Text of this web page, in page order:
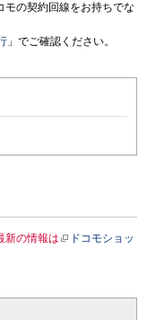
モの契約回線をお持ちでな
」でご確認ください。
新の情報は
ドコモショッ